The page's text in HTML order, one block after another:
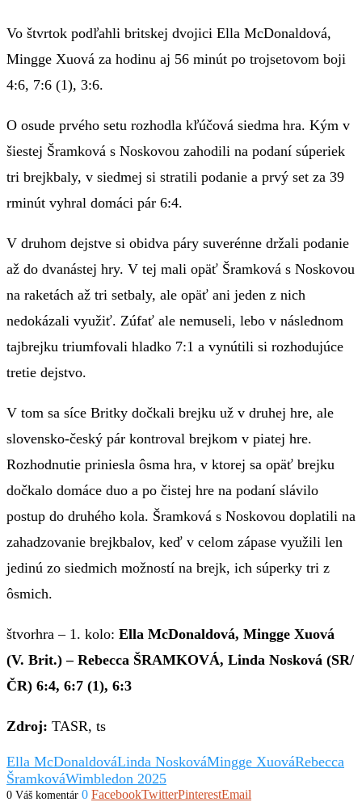
Vo štvrtok podľahli britskej dvojici Ella McDonaldová,
Mingge Xuová za hodinu aj 56 minút po trojsetovom boji
4:6, 7:6 (1), 3:6.
O osude prvého setu rozhodla kľúčová siedma hra. Kým v
šiestej Šramková s Noskovou zahodili na podaní súperiek
tri brejkbaly, v siedmej si stratili podanie a prvý set za 39
rminút vyhral domáci pár 6:4.
V druhom dejstve si obidva páry suverénne držali podanie
až do dvanástej hry. V tej mali opäť Šramková s Noskovou
na raketách až tri setbaly, ale opäť ani jeden z nich
nedokázali využiť. Zúfať ale nemuseli, lebo v následnom
tajbrejku triumfovali hladko 7:1 a vynútili si rozhodujúce
tretie dejstvo.
V tom sa síce Britky dočkali brejku už v druhej hre, ale
slovensko-český pár kontroval brejkom v piatej hre.
Rozhodnutie priniesla ôsma hra, v ktorej sa opäť brejku
dočkalo domáce duo a po čistej hre na podaní slávilo
postup do druhého kola. Šramková s Noskovou doplatili na
zahadzovanie brejkbalov, keď v celom zápase využili len
jedinú zo siedmich možností na brejk, ich súperky tri z
ôsmich.
štvorhra – 1. kolo: Ella McDonaldová, Mingge Xuová
(V. Brit.) – Rebecca ŠRAMKOVÁ, Linda Nosková (SR/
ČR) 6:4, 6:7 (1), 6:3
Zdroj: TASR, ts
Ella McDonaldováLinda NoskováMingge XuováRebecca
ŠramkováWimbledon 2025
0 Váš komentár 0 FacebookTwitterPinterestEmail